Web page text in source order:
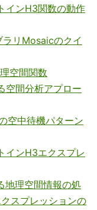
インH3関数の動作
リMosaicのクイ
空間関数
空間分析アプロー
空中待機パターン
インH3エクスプレ
地理空間情報の処
スプレッションの